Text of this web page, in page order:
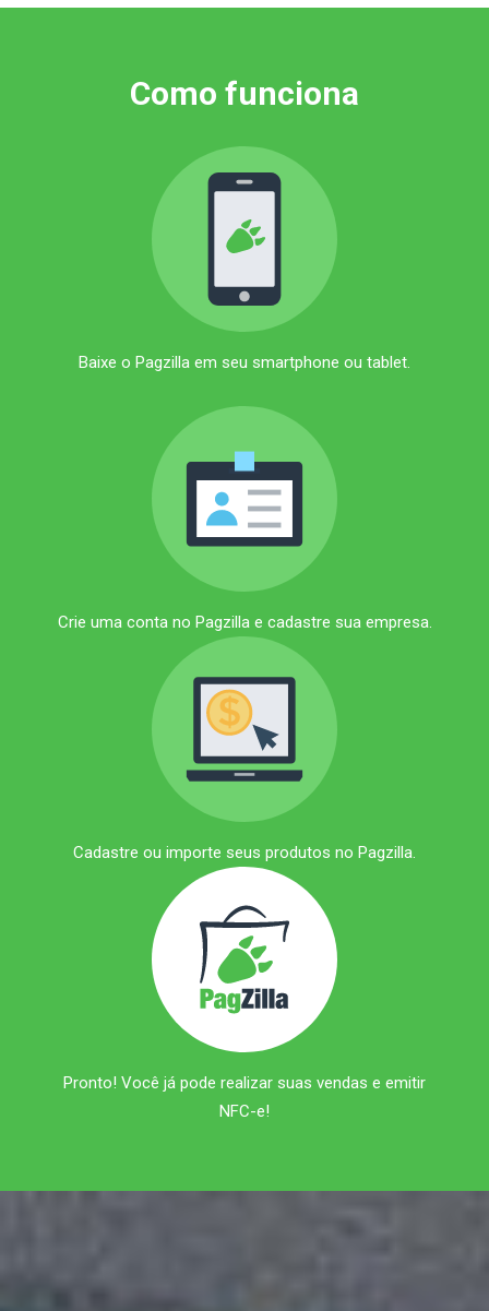
Como funciona
Baixe o Pagzilla em seu smartphone ou tablet.
Crie uma conta no Pagzilla e cadastre sua empresa.
Cadastre ou importe seus produtos no Pagzilla.
Pronto! Você já pode realizar suas vendas e emitir
NFC-e!